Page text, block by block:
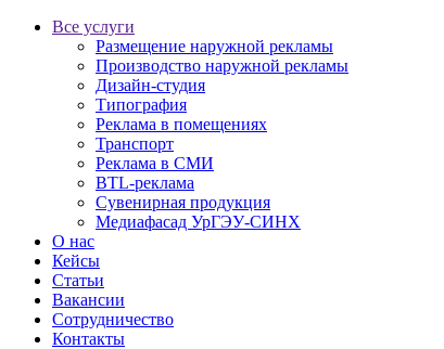
Все услуги
Размещение наружной рекламы
Производство наружной рекламы
Дизайн-студия
Типография
Реклама в помещениях
Транспорт
Реклама в СМИ
BTL-реклама
Сувенирная продукция
Медиафасад УрГЭУ-СИНХ
О нас
Кейсы
Статьи
Вакансии
Сотрудничество
Контакты